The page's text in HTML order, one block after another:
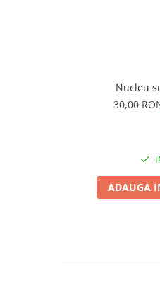
Nucleu
30,00
ADAUGA